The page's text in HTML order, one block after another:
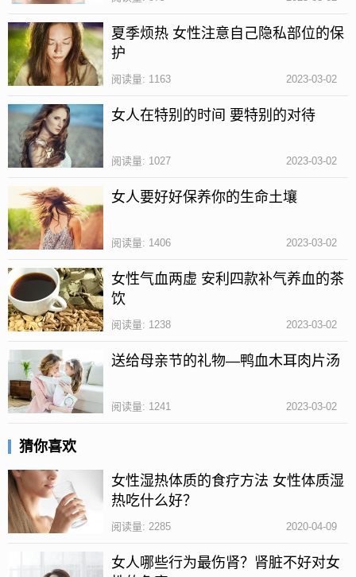
一般情况下，夏季由于出汗量很多，最好一天冲洗一
澡的时间以10-30分钟为宜，可以有效的预防在洗澡过
程中皮肤出现缺水的状态。
1、在饱餐以后不易进行洗澡，因为在饱餐以后，血流
量主要在胃肠道，如果在吃饱以后在洗澡会让皮肤表
面的血流量增加，减少胃肠道的血流量的充盈状态，
引起消化不良的状态。
2、在酒后不易立即进行洗澡
3、生病的时候不要洗澡
4、皮肤出汗量过多不要洗澡
5、血压过低的时候不宜进行洗澡
更多: 夏季皮肤本来就很敏感对于洗澡方式你了解多少
洗澡水温
度数以多少为宜
洗澡的次数多少为宜
夏季烦热 女性注意自己隐私部位的保
护
2023-03-02
阅读量: 1163
女人在特别的时间 要特别的对待
2023-03-02
阅读量: 1027
女人要好好保养你的生命土壤
2023-03-02
阅读量: 1406
女性气血两虚 安利四款补气养血的茶
饮
2023-03-02
阅读量: 1238
送给母亲节的礼物—鸭血木耳肉片汤
2023-03-02
阅读量: 1241
猜你喜欢
女性湿热体质的食疗方法 女性体质湿
热吃什么好？
2020-04-09
阅读量: 2285
女人哪些行为最伤肾？肾脏不好对女